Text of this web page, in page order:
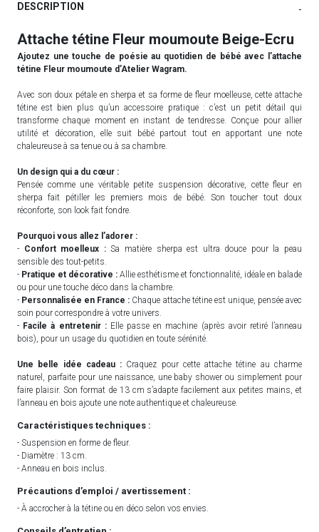
DESCRIPTION -
Attache tétine Fleur moumoute Beige-Ecru
Ajoutez une touche de poésie au quotidien de bébé avec l’attache
tétine Fleur moumoute d’Atelier Wagram.
Avec son doux pétale en sherpa et sa forme de fleur moelleuse, cette attache
tétine est bien plus qu’un accessoire pratique : c’est un petit détail qui
transforme chaque moment en instant de tendresse. Conçue pour allier
utilité et décoration, elle suit bébé partout tout en apportant une note
chaleureuse à sa tenue ou à sa chambre.
Un design qui a du cœur :
Pensée comme une véritable petite suspension décorative, cette fleur en
sherpa fait pétiller les premiers mois de bébé. Son toucher tout doux
réconforte, son look fait fondre.
Pourquoi vous allez l’adorer :
- Confort moelleux :Sa matière sherpa est ultra douce pour la peau
sensible des tout-petits.
- Pratique et décorative : Allie esthétisme et fonctionnalité, idéale en balade
ou pour une touche déco dans la chambre.
- Personnalisée en France : Chaque attache tétine est unique, pensée avec
soin pour correspondre à votre univers.
- Facile à entretenir :Elle passe en machine (après avoir retiré l’anneau
bois), pour un usage du quotidien en toute sérénité.
Une belle idée cadeau : Craquez pour cette attache tétine au charme
naturel, parfaite pour une naissance, une baby shower ou simplement pour
faire plaisir. Son format de 13 cm s’adapte facilement aux petites mains, et
l’anneau en bois ajoute une note authentique et chaleureuse.
Caractéristiques techniques :
- Suspension en forme de fleur.
- Diamètre : 13 cm.
- Anneau en bois inclus.
Précautions d’emploi / avertissement :
- À accrocher à la tétine ou en déco selon vos envies.